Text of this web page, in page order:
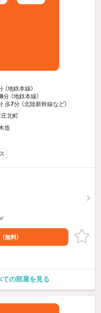
（地鉄本線）
分 （地鉄本線）
歩7分 （北陸新幹線など）
北町
造
（無料）
の部屋を見る